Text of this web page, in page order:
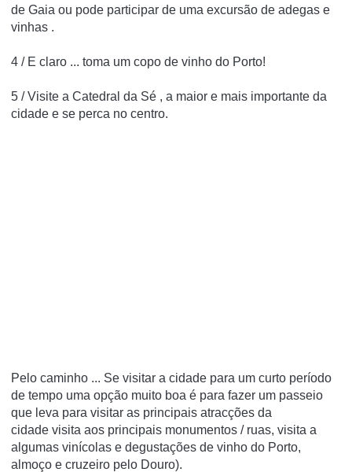
de Gaia ou pode participar de uma excursão de adegas e
vinhas .
4 / E claro ... toma um copo de vinho do Porto!
5 / Visite a Catedral da Sé , a maior e mais importante da
cidade e se perca no centro.
Pelo caminho ... Se visitar a cidade para um curto período
de tempo uma opção muito boa é para fazer um passeio
que leva para visitar as principais atracções da
cidade visita aos principais monumentos / ruas, visita a
algumas vinícolas e degustações de vinho do Porto,
almoço e cruzeiro pelo Douro).